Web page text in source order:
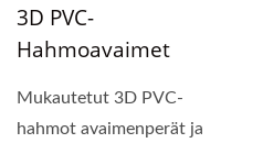
3D PVC-
Hahmoavaimet
Mukautetut 3D PVC-
hahmot avaimenperät ja